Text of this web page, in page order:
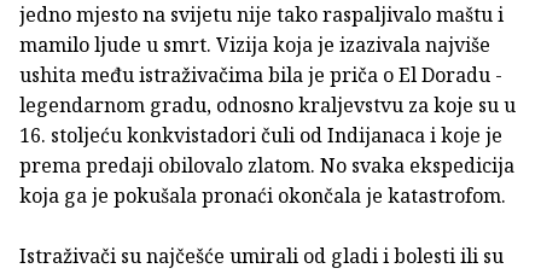
jedno mjesto na svijetu nije tako raspaljivalo maštu i
mamilo ljude u smrt. Vizija koja je izazivala najviše
ushita među istraživačima bila je priča o El Doradu -
legendarnom gradu, odnosno kraljevstvu za koje su u
16. stoljeću konkvistadori čuli od Indijanaca i koje je
prema predaji obilovalo zlatom. No svaka ekspedicija
koja ga je pokušala pronaći okončala je katastrofom.
Istraživači su najčešće umirali od gladi i bolesti ili su